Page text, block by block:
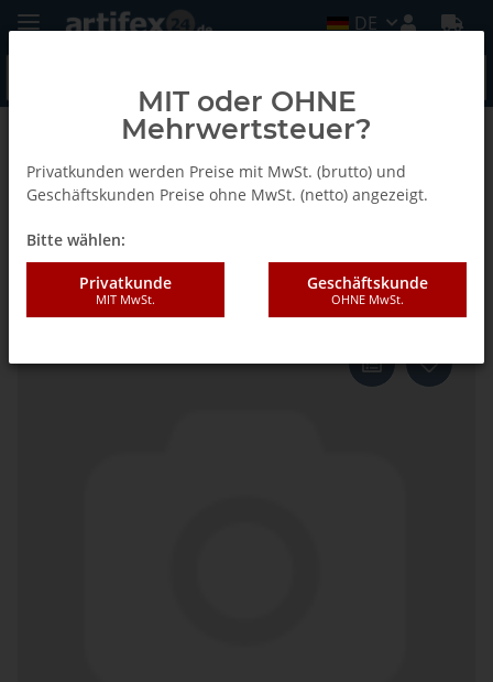
DE
Zurück zur Liste Fein
Fein E-Cut Precision-Sägeblätter,
Breite 35 mm, VE 1 St
MIT oder OHNE
Mehrwertsteuer?
Privatkunden werden Preise mit MwSt. (brutto) und
Geschäftskunden Preise ohne MwSt. (netto) angezeigt.
Bitte wählen:
Privatkunde
MIT MwSt.
Geschäftskunde
OHNE MwSt.